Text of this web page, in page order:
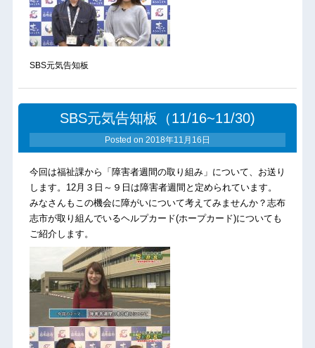
SBS元気告知板
SBS元気告知板（11/16~11/30)
Posted on 2018年11月16日
今回は福祉課から「障害者週間の取り組み」について、お送り
します。12月３日～９日は障害者週間と定められています。
みなさんもこの機会に障がいについて考えてみませんか？志布
志市が取り組んでいるヘルプカード(ホープカード)についても
ご紹介します。